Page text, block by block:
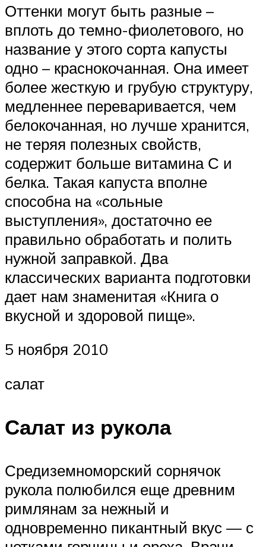
Оттенки могут быть разные –
вплоть до темно-фиолетового, но
название у этого сорта капусты
одно – краснокочанная. Она имеет
более жесткую и грубую структуру,
медленнее переваривается, чем
белокочанная, но лучше хранится,
не теряя полезных свойств,
содержит больше витамина С и
белка. Такая капуста вполне
способна на «сольные
выступления», достаточно ее
правильно обработать и полить
нужной заправкой. Два
классических варианта подготовки
дает нам знаменитая «Книга о
вкусной и здоровой пище».
5 ноября 2010
салат
Салат из рукола
Средиземноморский сорнячок
рукола полюбился еще древним
римлянам за нежный и
одновременно пикантный вкус — с